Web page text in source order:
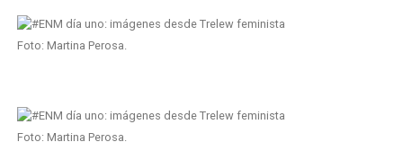
Foto: Martina Perosa.
Foto: Martina Perosa.